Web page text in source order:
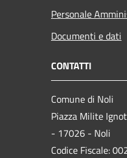
Personale
Documenti e dati
CONTATTI
Comune di Noli
Piazza Milite
- 17026 - Noli
Codice Fiscale: